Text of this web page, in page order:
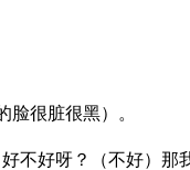
很脏很黑）。
不好呀？（不好）那